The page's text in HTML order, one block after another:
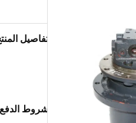
تفاصيل
شروط